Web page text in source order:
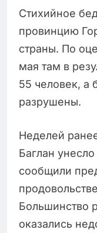
Стихийное
провинцию
страны. По
мая там в
55 человек, а
разрушены.
Неделей
Баглан
сообщили
Большинство
оказались